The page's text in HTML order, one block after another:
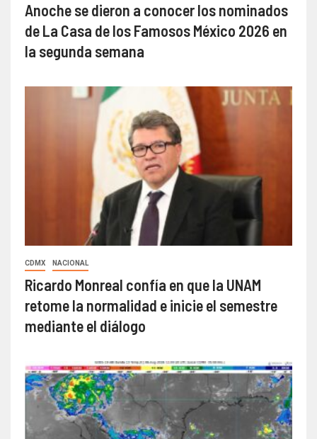
Anoche se dieron a conocer los nominados
de La Casa de los Famosos México 2026 en
la segunda semana
CDMX NACIONAL
Ricardo Monreal confía en que la UNAM
retome la normalidad e inicie el semestre
mediante el diálogo